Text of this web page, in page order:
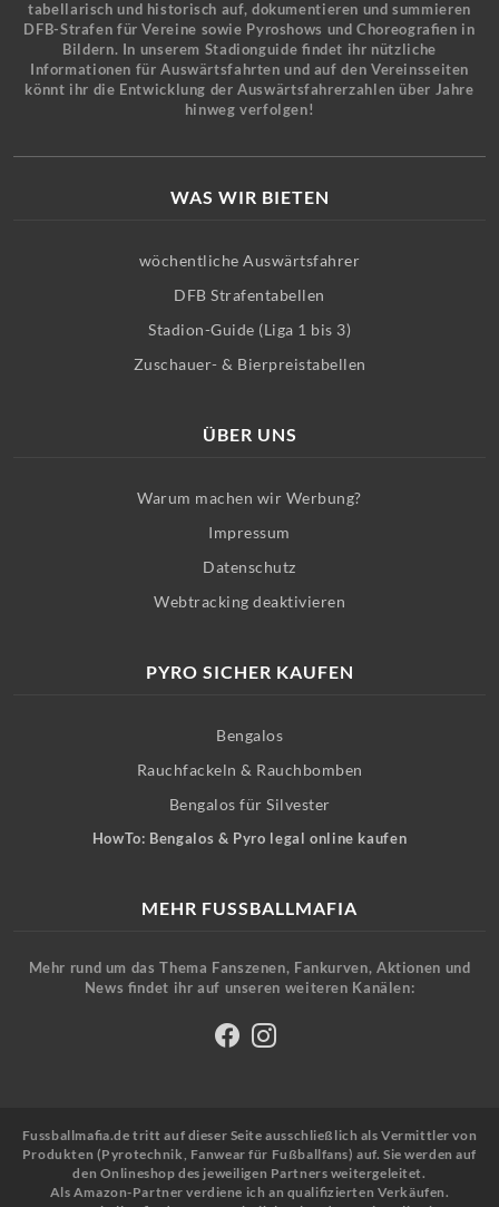
tabellarisch und historisch auf, dokumentieren und summieren
DFB-Strafen für Vereine sowie Pyroshows und Choreografien in
Bildern. In unserem Stadionguide findet ihr nützliche
Informationen für Auswärtsfahrten und auf den Vereinsseiten
könnt ihr die Entwicklung der Auswärtsfahrerzahlen über Jahre
hinweg verfolgen!
WAS WIR BIETEN
wöchentliche Auswärtsfahrer
DFB Strafentabellen
Stadion-Guide (Liga 1 bis 3)
Zuschauer- & Bierpreistabellen
ÜBER UNS
Warum machen wir Werbung?
Impressum
Datenschutz
Webtracking deaktivieren
PYRO SICHER KAUFEN
Bengalos
Rauchfackeln & Rauchbomben
Bengalos für Silvester
HowTo: Bengalos & Pyro legal online kaufen
MEHR FUSSBALLMAFIA
Mehr rund um das Thema Fanszenen, Fankurven, Aktionen und
News findet ihr auf unseren weiteren Kanälen:
Fussballmafia.de tritt auf dieser Seite ausschließlich als Vermittler von
Produkten (Pyrotechnik, Fanwear für Fußballfans) auf. Sie werden auf
den Onlineshop des jeweiligen Partners weitergeleitet.
Als Amazon-Partner verdiene ich an qualifizierten Verkäufen.